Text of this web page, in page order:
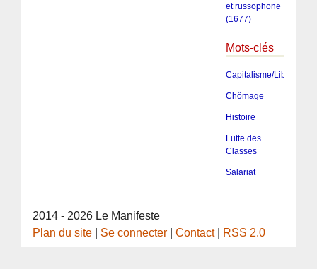
et russophone
(1677)
Mots-clés
Capitalisme/
Chômage
Histoire
Lutte des
Classes
Salariat
2014 - 2026 Le Manifeste
Plan du site
Se connecter |Contact| RSS 2.0